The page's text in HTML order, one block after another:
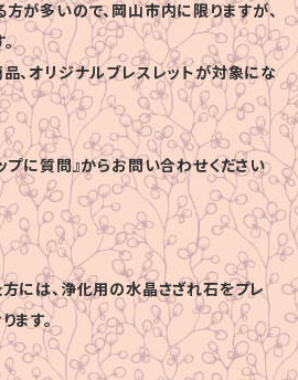
が多いので、岡山市内に限りますが、
、オリジナルブレスレットが対象にな
プに質問』からお問い合わせください
には、浄化用の水晶さざれ石をプレ
ます。